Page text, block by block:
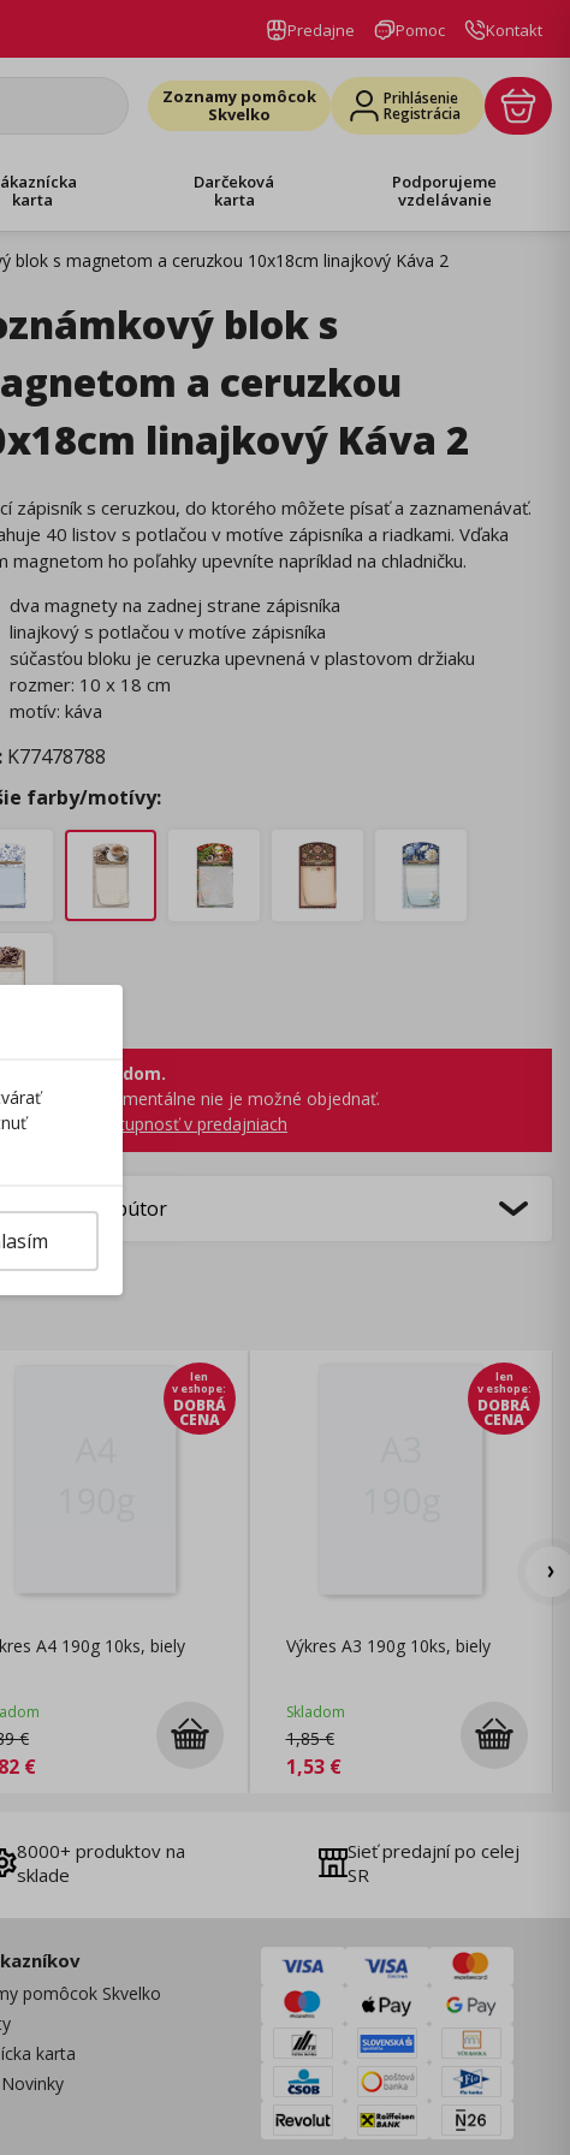
Predajne Pomoc Kontakt
Zoznamy pomôcok
Skvelko
Prihlásenie
Registrácia
karta
Darčeková
karta
Podporujeme
vzdelávanie
blok s magnetom a ceruzkou 10x18cm linajkový Káva 2
blok s
a ceruzkou
linajkový Káva 2
zápisník s ceruzkou, do ktorého môžete písať a zaznamenávať.
40 listov s potlačou v motíve zápisníka a riadkami. Vďaka
magnetom ho poľahky upevníte napríklad na chladničku.
dva magnety na zadnej strane zápisníka
linajkový s potlačou v motíve zápisníka
súčasťou bloku je ceruzka upevnená v plastovom držiaku
rozmer: 10 x 18 cm
motív: káva
K77478788
farby/motívy:
nie je skladom.
produkt momentálne nie je možné objednať.
Zobraziť dostupnosť v predajniach
Distribútor
len
v eshope:
DOBRÁ
CENA
A4 190g 10ks, biely
€
€
len
v eshope:
DOBRÁ
CENA
Výkres A3 190g 10ks, biely
Skladom
1,85€
1,53€
8000+ produktov na
sklade
Sieť predajní po celej
SR
pomôcok Skvelko
karta